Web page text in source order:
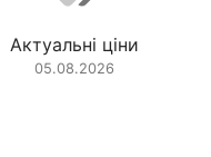
Актуальні ціни
05.08.2026